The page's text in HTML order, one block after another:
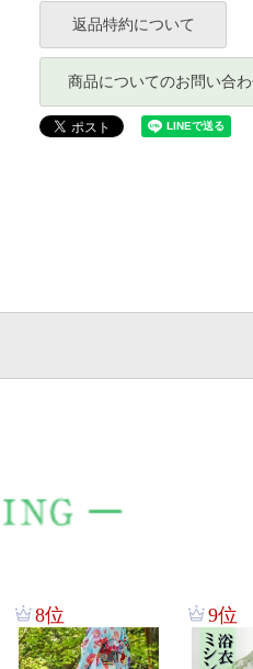
返品特約について
商品についてのお問い合